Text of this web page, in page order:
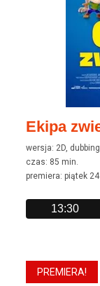
Ekipa
wersja: 2D, dubbing
czas: 85 min.
premiera: piątek
13:30
PREMIERA!